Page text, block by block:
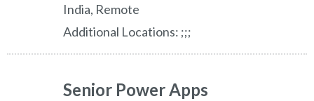
India, Remote
Additional Locations: ;;;
Senior Power Apps